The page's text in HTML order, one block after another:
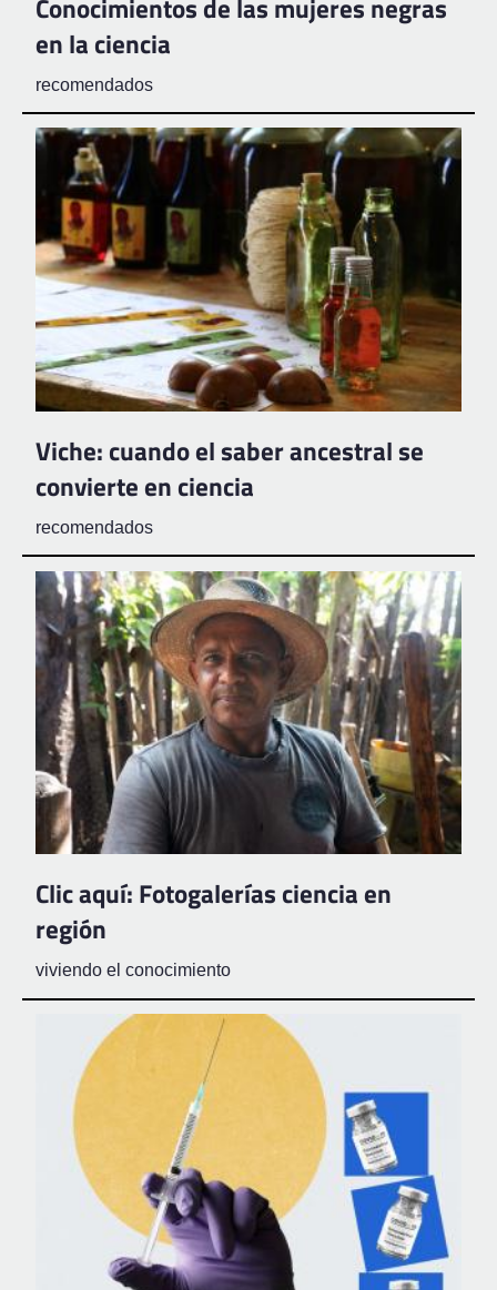
Conocimientos de las mujeres negras
en la ciencia
recomendados
Viche: cuando el saber ancestral se
convierte en ciencia
recomendados
Clic aquí: Fotogalerías ciencia en
región
viviendo el conocimiento